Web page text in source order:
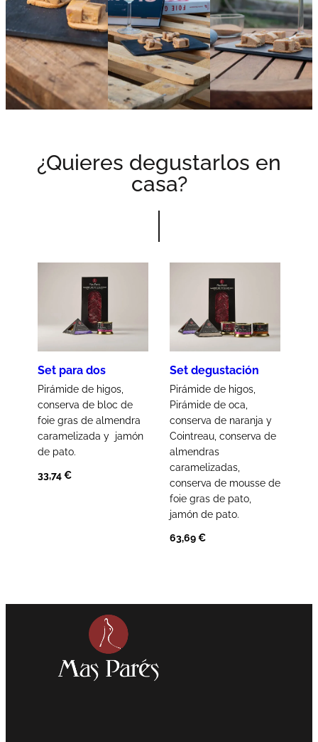
¿Quieres degustarlos en
casa?
Set para dos
Pirámide de higos,
conserva de bloc de
foie gras de almendra
caramelizada y jamón
de pato.
33,74€
Set degustación
Pirámide de higos,
Pirámide de oca,
conserva de naranja y
Cointreau, conserva de
almendras
caramelizadas,
conserva de mousse de
foie gras de pato,
jamón de pato.
63,69€